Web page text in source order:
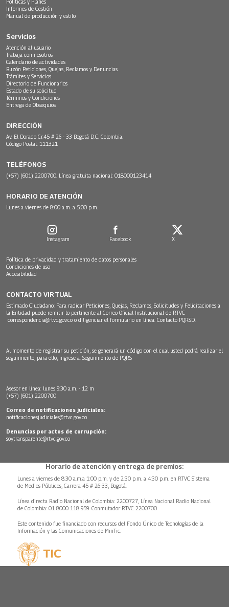
Políticas y Planes
Informes de Gestión
Manual de producción y estilo
Servicios
Atención al usuario
Trabaja con nosotros
Calendario de actividades
Buzón Peticiones, Quejas, Reclamos y Denuncias
Trámites y Servicios
Directorio de Funcionarios
Estado de su solicitud
Términos y Condiciones
Entrega de Obsequios
DIRECCIÓN
Av. El Dorado Cr.45 # 26 - 33 Bogotá D.C. Colombia.
Código Postal: 111321
TELÉFONOS
(+57) (601) 2200700. Línea gratuita nacional: 018000123414
HORARIO DE ATENCIÓN
Lunes a viernes de 8:00 a.m. a 5:00 p.m.
Instagram Facebook X
Política de privacidad y tratamiento de datos personales
Condiciones de uso
Accesibilidad
CONTACTO VIRTUAL
Estimado Ciudadano: Para radicar Peticiones, Quejas, Reclamos, Solicitudes y Felicitaciones a
la Entidad puede remitir lo pertinente al Correo Oficial Institucional de RTVC
correspondencia@rtvc.gov.co o diligenciar el formulario en línea: Contacto PQRSD.
Al momento de registrar su petición, se generará un código con el cual usted podrá realizar el
seguimiento, para ello, ingrese a: Seguimiento de PQRS
Asesor en línea: lunes 9:30 a.m. - 12 m
(+57) (601) 2200700
Correo de notificaciones judiciales:
notificacionesjudiciales@rtvc.gov.co
Denuncias por actos de corrupción:
soytransparente@rtvc.gov.co
Horario de atención y entrega de premios:
Lunes a viernes de 8:30 a.m.a 1:00 p.m. y de 2:30 p.m. a 4:30 p.m. en RTVC Sistema
de Medios Públicos, Carrera 45 # 26-33, Bogotá.
Línea directa Radio Nacional de Colombia: 2200727, Línea Nacional Radio Nacional
de Colombia: 01 8000 118 959. Conmutador RTVC 2200700
Este contenido fue financiado con recursos del Fondo Único de Tecnologías de la
Información y las Comunicaciones de MinTic.